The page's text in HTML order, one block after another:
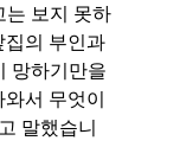
는 보지 못하
집의 부인과
망하기만을
서 무엇이
말했습니